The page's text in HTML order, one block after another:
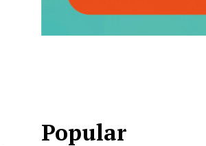
Popular